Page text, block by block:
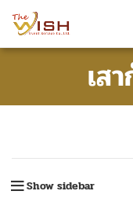
เส
Show sidebar